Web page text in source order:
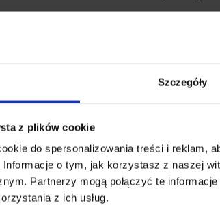
Szczegóły
z plików cookie
do spersonalizowania treści i reklam,
o tym, jak korzystasz z naszej
Partnerzy mogą połączyć te
z ich usług.
dzięki separacji powietrza od belki.
powietrza, redukuje hałas i zmniejsza
zarejestrowaniu na stronie producenta.